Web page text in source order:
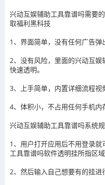
兴动互娱辅助工具靠谱吗需要
取福利黑科技
1、界面简单，没有任何广告弹
2、没有风险，里面的兴动互
快速透明。
3、上手简单，内置详细流程视
4、体积小，不占用任何手机内
兴动互娱辅助工具靠谱吗系统
1、用户打开应用后不用登录
工具靠谱吗软件透明挂所指区域
2、然后输入自己想要有的挂进